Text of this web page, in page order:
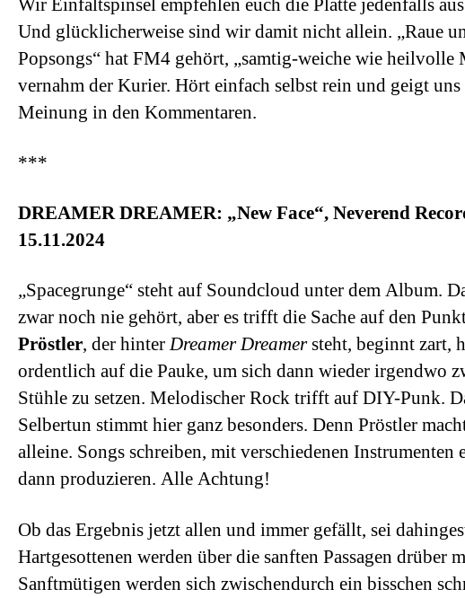
Und glücklicherweise sind wir damit nicht allein. „Raue
Popsongs“ hat FM4 gehört, „samtig-weiche wie heilvolle
vernahm der Kurier. Hört einfach selbst rein und geigt
Meinung in den Kommentaren.
***
DREAMER DREAMER: „New Face“, Neverend
15.11.2024
„Spacegrunge“ steht auf Soundcloud unter dem Album.
zwar noch nie gehört, aber es trifft die Sache auf den
Pröstler, der hinterDreamer Dreamersteht, beginnt zart,
ordentlich auf die Pauke, um sich dann wieder irgendwo
Stühle zu setzen. Melodischer Rock trifft auf DIY-Punk.
Selbertun stimmt hier ganz besonders. Denn Pröstler
alleine. Songs schreiben, mit verschiedenen Instrumenten
dann produzieren. Alle Achtung!
Ob das Ergebnis jetzt allen und immer gefällt, sei
Hartgesottenen werden über die sanften Passagen drüber
Sanftmütigen werden sich zwischendurch ein bisschen